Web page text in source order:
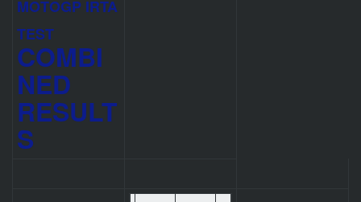
MOTOGP IRTA
TEST
COMBI
NED
RESULT
S